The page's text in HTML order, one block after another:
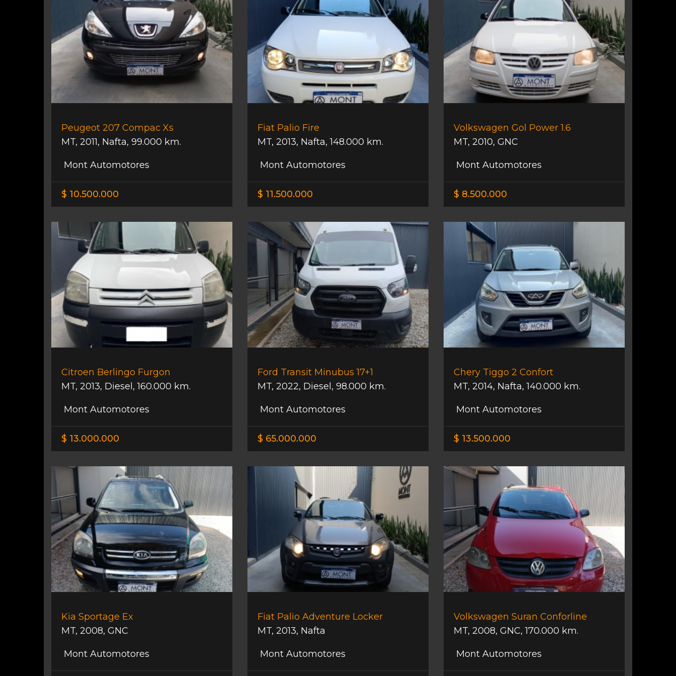
Peugeot 207 Compac Xs
MT, 2011, Nafta, 99.000 km.
Mont Automotores
$ 10.500.000
Fiat Palio Fire
MT, 2013, Nafta,148.000 km.
Mont Automotores
$ 11.500.000
Volkswagen Gol Power 1.6
MT, 2010, GNC
Mont Automotores
$ 8.500.000
Citroen Berlingo Furgon
MT, 2013, Diesel ,160.000 km.
Mont Automotores
$ 13.000.000
Ford Transit Minubus 17+1
MT, 2022, Diesel , 98.000 km.
Mont Automotores
$ 65.000.000
Chery Tiggo 2 Confort
MT, 2014, Nafta,140.000 km.
Mont Automotores
$ 13.500.000
Kia Sportage Ex
MT, 2008, GNC
Mont Automotores
Fiat Palio Adventure Locker
MT, 2013, Nafta
Mont Automotores
Volkswagen Suran Conforline
MT, 2008, GNC,170.000 km.
Mont Automotores